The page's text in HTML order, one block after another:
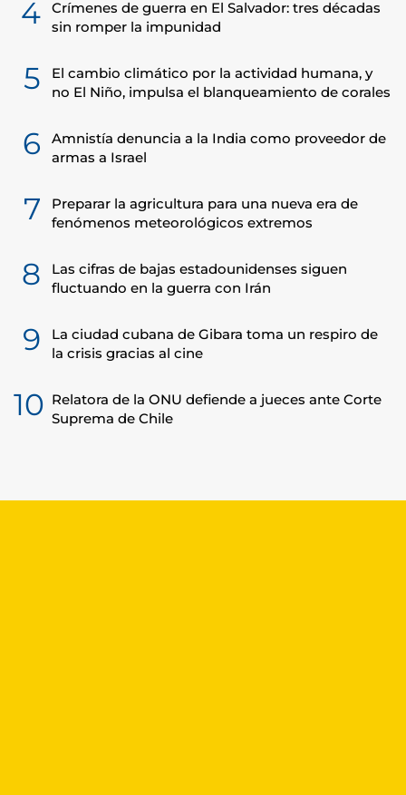
4
Crímenes de guerra en El Salvador: tres décadas
sin romper la impunidad
5
El cambio climático por la actividad humana, y
no El Niño, impulsa el blanqueamiento de corales
6
Amnistía denuncia a la India como proveedor de
armas a Israel
7
Preparar la agricultura para una nueva era de
fenómenos meteorológicos extremos
8
Las cifras de bajas estadounidenses siguen
fluctuando en la guerra con Irán
9
La ciudad cubana de Gibara toma un respiro de
la crisis gracias al cine
10 Relatora de la ONU defiende a jueces ante Corte
Suprema de Chile